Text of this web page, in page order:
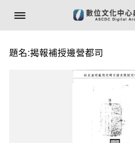
題名:揭報補授邊營都司